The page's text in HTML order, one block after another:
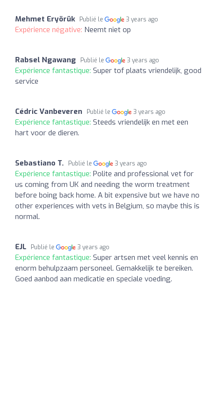
Mehmet Eryörük Publié le 3 years ago
Expérience négative: Neemt niet op
Rabsel Ngawang Publié le 3 years ago
Expérience fantastique: Super tof plaats vriendelijk, good
service
Cédric Vanbeveren Publié le 3 years ago
Expérience fantastique: Steeds vriendelijk en met een
hart voor de dieren.
Sebastiano T. Publié le 3 years ago
Expérience fantastique: Polite and professional vet for
us coming from UK and needing the worm treatment
before boing back home. A bit expensive but we have no
other experiences with vets in Belgium, so maybe this is
normal.
EJL Publié le 3 years ago
Expérience fantastique: Super artsen met veel kennis en
enorm behulpzaam personeel. Gemakkelijk te bereiken.
Goed aanbod aan medicatie en speciale voeding.